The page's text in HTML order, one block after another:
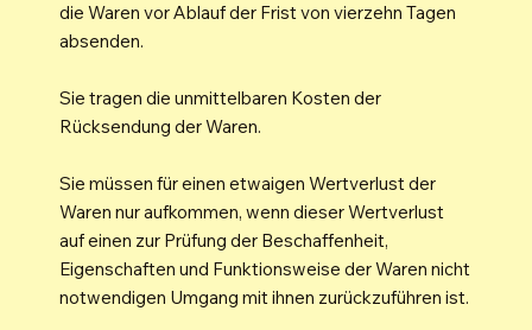
die Waren vor Ablauf der Frist von vierzehn Tagen
absenden.
Sie tragen die unmittelbaren Kosten der
Rücksendung der Waren.
Sie müssen für einen etwaigen Wertverlust der
Waren nur aufkommen, wenn dieser Wertverlust
auf einen zur Prüfung der Beschaffenheit,
Eigenschaften und Funktionsweise der Waren nicht
notwendigen Umgang mit ihnen zurückzuführen ist.